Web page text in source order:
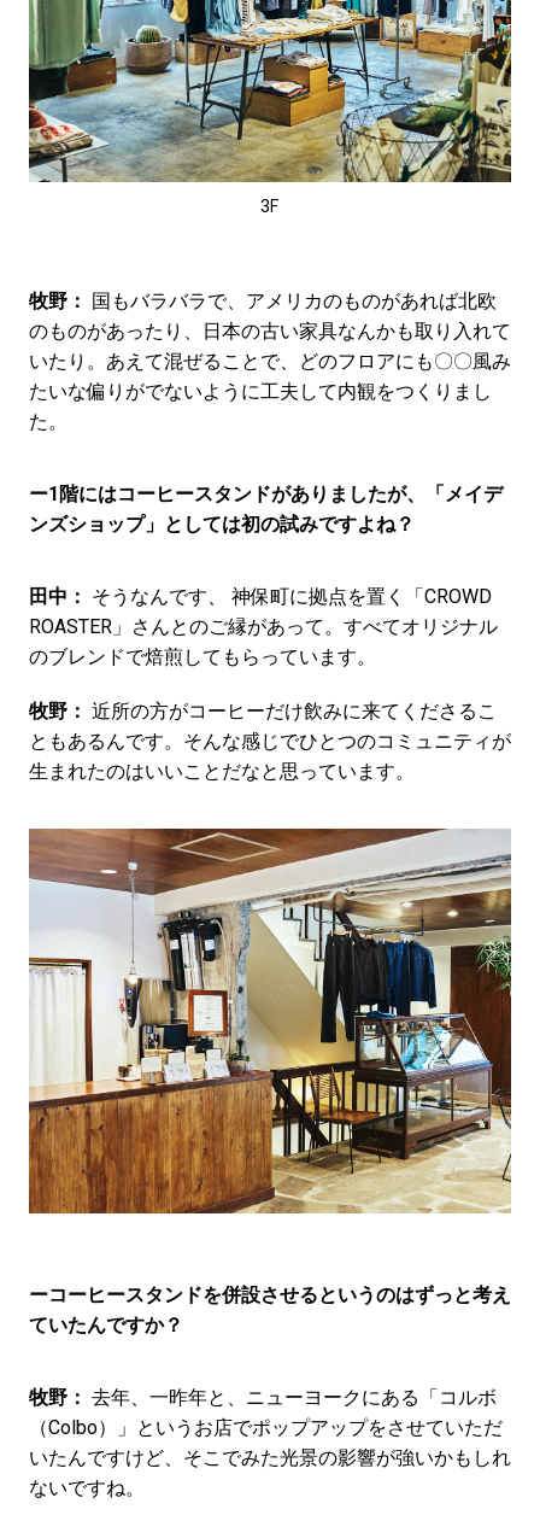
3F
牧野： 国もバラバラで、アメリカのものがあれば北欧
のものがあったり、日本の古い家具なんかも取り入れて
いたり。あえて混ぜることで、どのフロアにも〇〇風み
たいな偏りがでないように工夫して内観をつくりまし
た。
ー1階にはコーヒースタンドがありましたが、「メイデ
ンズショップ」としては初の試みですよね？
田中： そうなんです、 神保町に拠点を置く「CROWD
ROASTER」さんとのご縁があって。すべてオリジナル
のブレンドで焙煎してもらっています。
牧野： 近所の方がコーヒーだけ飲みに来てくださるこ
ともあるんです。そんな感じでひとつのコミュニティが
生まれたのはいいことだなと思っています。
ーコーヒースタンドを併設させるというのはずっと考え
ていたんですか？
牧野： 去年、一昨年と、ニューヨークにある「コルボ
（Colbo）」というお店でポップアップをさせていただ
いたんですけど、そこでみた光景の影響が強いかもしれ
ないですね。